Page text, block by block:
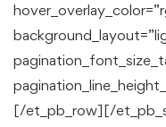
[/et_pb_row][/